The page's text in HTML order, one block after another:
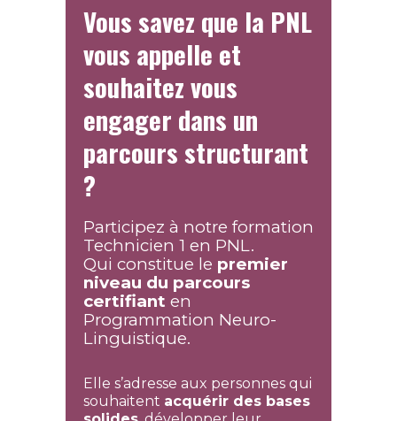
Vous savez que la PNL
vous appelle et
souhaitez vous
engager dans un
parcours structurant
?
Participez à notre formation
Technicien 1 en PNL.
Qui constitue le premier
niveau du parcours
certifiant en
Programmation Neuro-
Linguistique.
Elle s’adresse aux personnes qui
souhaitent acquérir des bases